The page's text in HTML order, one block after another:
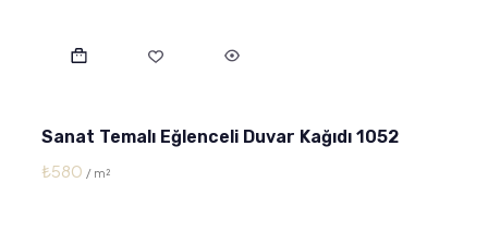
Sanat Temalı Eğlenceli Duvar Kağıdı 1052
₺580